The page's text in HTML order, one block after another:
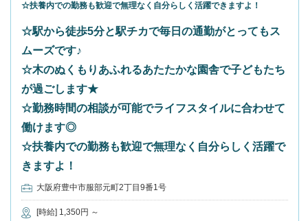
☆扶養内での勤務も歓迎で無理なく自分らしく活躍できますよ！
☆駅から徒歩5分と駅チカで毎日の通勤がとってもス
ムーズです♪
☆木のぬくもりあふれるあたたかな園舎で子どもたち
が過ごします★
☆勤務時間の相談が可能でライフスタイルに合わせて
働けます◎
☆扶養内での勤務も歓迎で無理なく自分らしく活躍で
きますよ！
大阪府豊中市服部元町2丁目9番1号
[時給] 1,350円 ～